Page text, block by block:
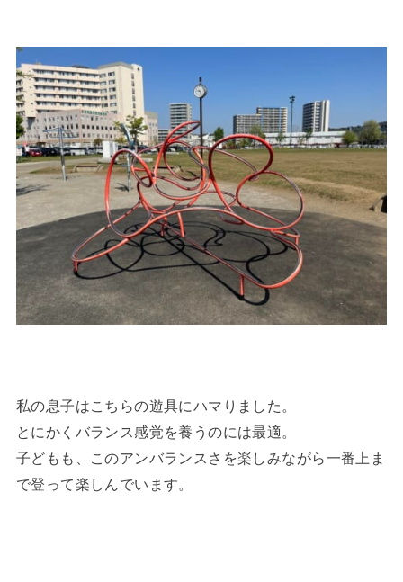
私の息子はこちらの遊具にハマりました。
とにかくバランス感覚を養うのには最適。
子どもも、このアンバランスさを楽しみながら一番上ま
で登って楽しんでいます。